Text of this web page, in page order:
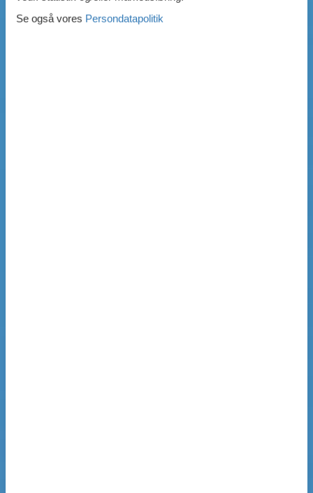
Se også vores Persondatapolitik